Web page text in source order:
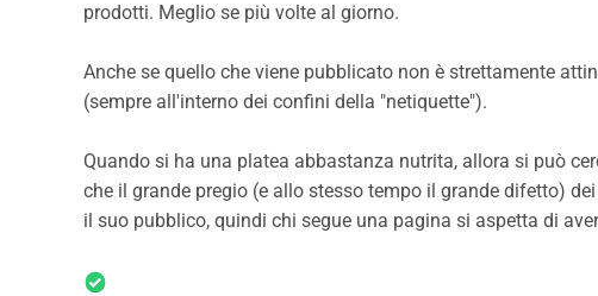
prodotti. Meglio se più volte al giorno.
Anche se quello che viene pubblicato non è strettamente
(sempre all'interno dei confini della "netiquette").
Quando si ha una platea abbastanza nutrita, allora si può
che il grande pregio (e allo stesso tempo il grande difetto)
il suo pubblico, quindi chi segue una pagina si aspetta di